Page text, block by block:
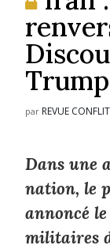
Trump
par REVUE
Dans une
nation, le
annoncé
militaires